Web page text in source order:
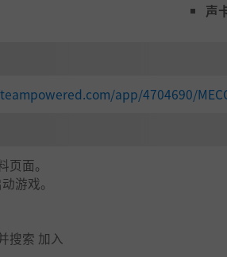
声
app/4704690/
面。
游戏。
搜索 加入